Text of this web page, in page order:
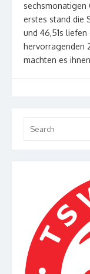
sechsmonatigen
erstes stand die
und 46,51s
hervorragenden
machten es
for: